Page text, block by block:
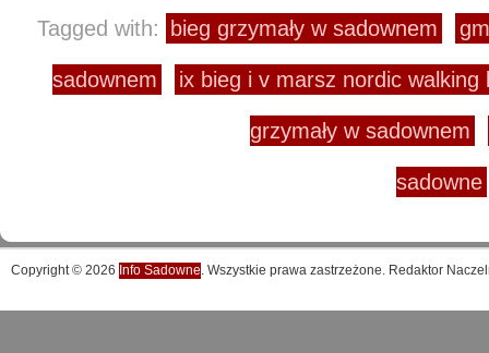
Tagged with: bieg grzymały w sadownem
sadownem ix bieg i v marsz nordic walking
grzymały w sadownem
sadowne
Copyright © 2026 Info Sadowne. Wszystkie prawa zastrzeżone. Redaktor